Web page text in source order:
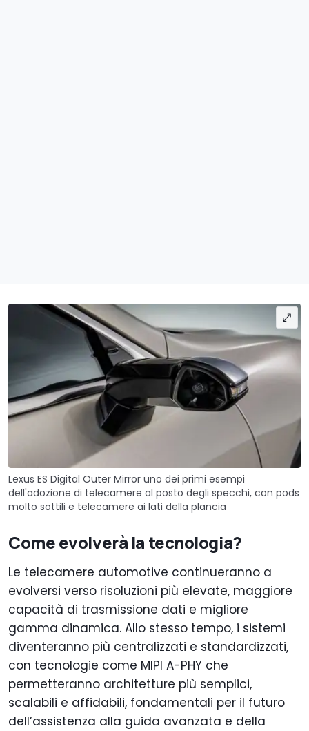
Lexus ES Digital Outer Mirror uno dei primi esempi
dell'adozione di telecamere al posto degli specchi, con pods
molto sottili e telecamere ai lati della plancia
Come evolverà la tecnologia?
Le telecamere automotive continueranno a
evolversi verso risoluzioni più elevate, maggiore
capacità di trasmissione dati e migliore
gamma dinamica. Allo stesso tempo, i sistemi
diventeranno più centralizzati e standardizzati,
con tecnologie come MIPI A-PHY che
permetteranno architetture più semplici,
scalabili e affidabili, fondamentali per il futuro
dell’assistenza alla guida avanzata e della